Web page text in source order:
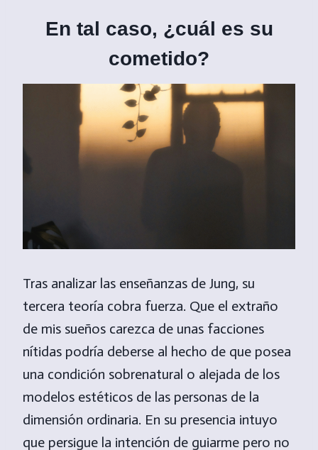
En tal caso, ¿cuál es su
cometido?
Tras analizar las enseñanzas de Jung, su
tercera teoría cobra fuerza. Que el extraño
de mis sueños carezca de unas facciones
nítidas podría deberse al hecho de que posea
una condición sobrenatural o alejada de los
modelos estéticos de las personas de la
dimensión ordinaria. En su presencia intuyo
que persigue la intención de guiarme pero no